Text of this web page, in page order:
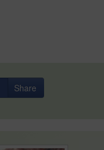
Share